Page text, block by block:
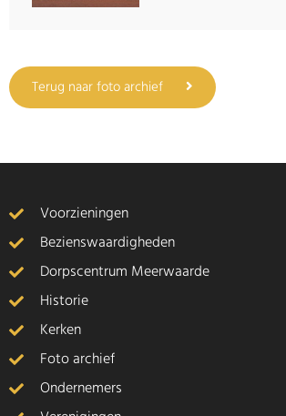
Terug naar foto archief
Voorzieningen
Bezienswaardigheden
Dorpscentrum Meerwaarde
Historie
Kerken
Foto archief
Ondernemers